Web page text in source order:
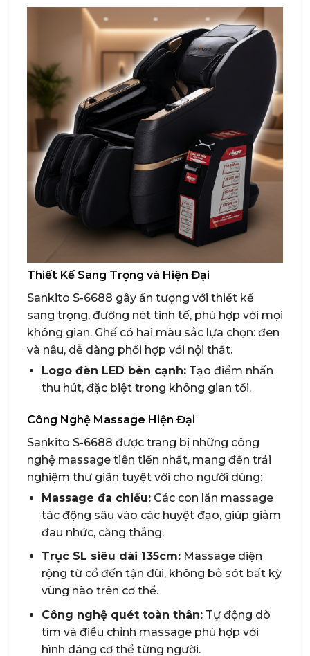
Thiết Kế Sang Trọng và Hiện Đại
Sankito S-6688 gây ấn tượng với thiết kế
sang trọng, đường nét tinh tế, phù hợp với mọi
không gian. Ghế có hai màu sắc lựa chọn: đen
và nâu, dễ dàng phối hợp với nội thất.
Logo đèn LED bên cạnh:Tạo điểm nhấn
thu hút, đặc biệt trong không gian tối.
Công Nghệ Massage Hiện Đại
Sankito S-6688 được trang bị những công
nghệ massage tiên tiến nhất, mang đến trải
nghiệm thư giãn tuyệt vời cho người dùng:
Massage đa chiều:Các con lăn massage
tác động sâu vào các huyệt đạo, giúp giảm
đau nhức, căng thẳng.
Trục SL siêu dài 135cm:Massage diện
rộng từ cổ đến tận đùi, không bỏ sót bất kỳ
vùng nào trên cơ thể.
Công nghệ quét toàn thân:Tự động dò
tìm và điều chỉnh massage phù hợp với
hình dáng cơ thể từng người.